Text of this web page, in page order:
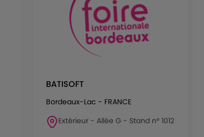
BATISOFT
Bordeaux-Lac - FRANCE
Extérieur - Allée G - Stand n° 1012